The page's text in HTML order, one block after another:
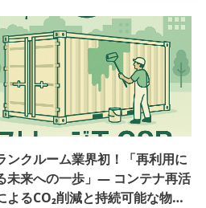
ンクルーム業界初！「再利用に
未来への一歩」— コンテナ再活
よるCO₂削減と持続可能な物流